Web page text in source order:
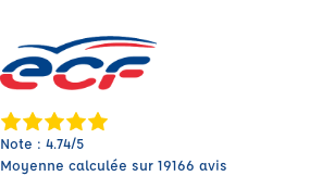
Note : 4.74/5
Moyenne calculée sur 19166 avis